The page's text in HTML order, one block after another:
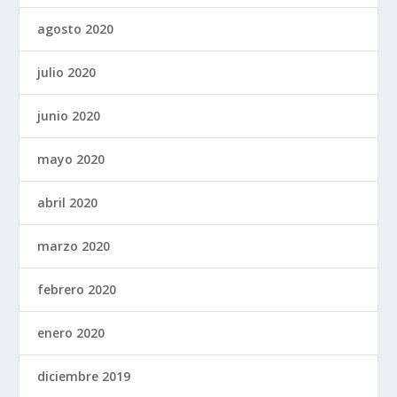
agosto 2020
julio 2020
junio 2020
mayo 2020
abril 2020
marzo 2020
febrero 2020
enero 2020
diciembre 2019